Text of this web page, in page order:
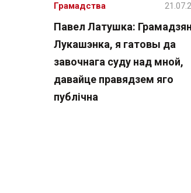
Павел Латушка:
Лукашэнка, я гатовы да
завочнага суду над мной,
давайце правядзем яго
публічна
Грамадства